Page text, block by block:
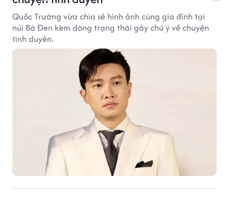
Quốc Trường vừa chia sẻ hình ảnh cùng gia đình tại
núi Bà Đen kèm dòng trạng thái gây chú ý về chuyện
tình duyên.